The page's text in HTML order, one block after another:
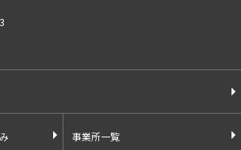
は、法令等に定める場合を除いて、ご本
三者に提供することはございません。
報は、文書保存、サーバー管理等の目的
事業所一覧